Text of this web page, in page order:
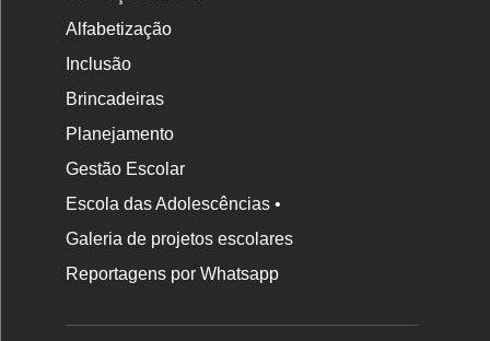
Alfabetização
Inclusão
Brincadeiras
Planejamento
Gestão Escolar
Escola das Adolescências •
Galeria de projetos escolares
Reportagens por Whatsapp